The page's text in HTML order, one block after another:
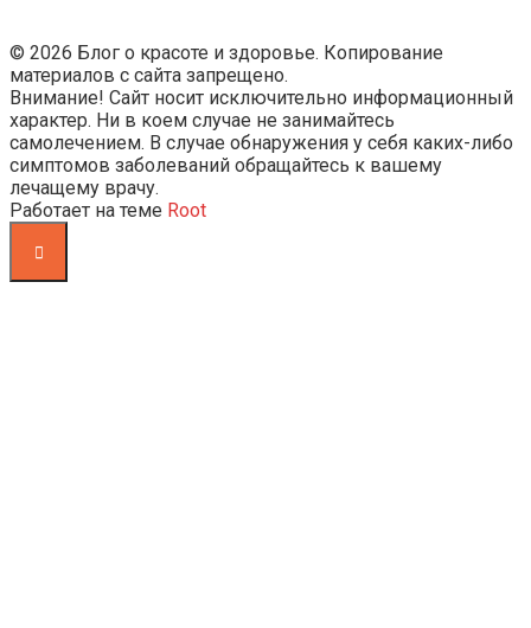
© 2026 Блог о красоте и здоровье. Копирование
материалов с сайта запрещено.
Внимание! Сайт носит исключительно информационный
характер. Ни в коем случае не занимайтесь
самолечением. В случае обнаружения у себя каких-либо
симптомов заболеваний обращайтесь к вашему
лечащему врачу.
Работает на теме Root